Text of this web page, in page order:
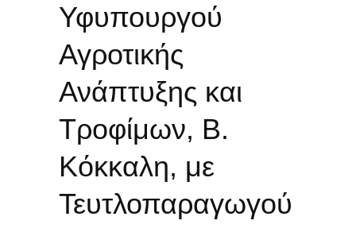
Υφυπουργού
Αγροτικής
Ανάπτυξης και
Τροφίμων, Β.
Κόκκαλη, με
Τευτλοπαραγωγού